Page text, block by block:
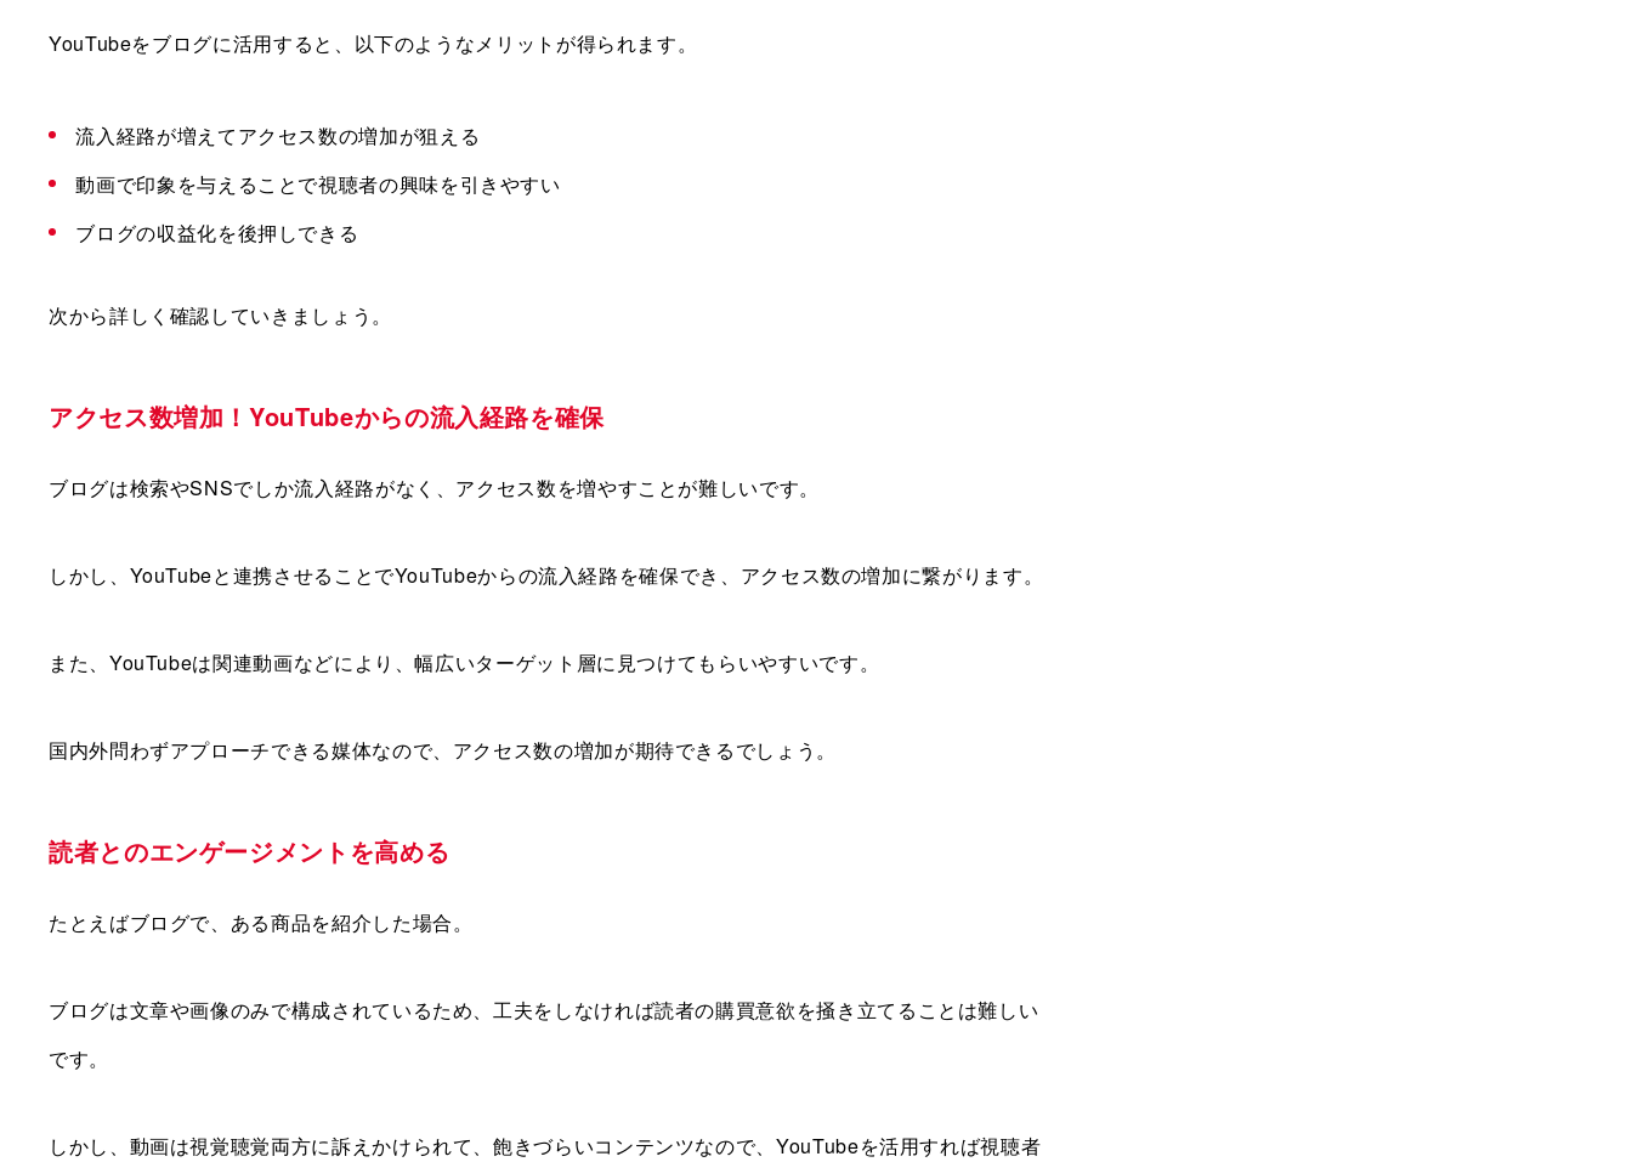
YouTubeをブログに活用すると、以下のようなメリットが得られます。
流入経路が増えてアクセス数の増加が狙える
動画で印象を与えることで視聴者の興味を引きやすい
ブログの収益化を後押しできる
次から詳しく確認していきましょう。
アクセス数増加！YouTubeからの流入経路を確保
ブログは検索やSNSでしか流入経路がなく、アクセス数を増やすことが難しいです。
しかし、YouTubeと連携させることでYouTubeからの流入経路を確保でき、アクセス数の増加に繋がります。
また、YouTubeは関連動画などにより、幅広いターゲット層に見つけてもらいやすいです。
国内外問わずアプローチできる媒体なので、アクセス数の増加が期待できるでしょう。
読者とのエンゲージメントを高める
たとえばブログで、ある商品を紹介した場合。
ブログは文章や画像のみで構成されているため、工夫をしなければ読者の購買意欲を掻き立てることは難しい
です。
しかし、動画は視覚聴覚両方に訴えかけられて、飽きづらいコンテンツなので、YouTubeを活用すれば視聴者